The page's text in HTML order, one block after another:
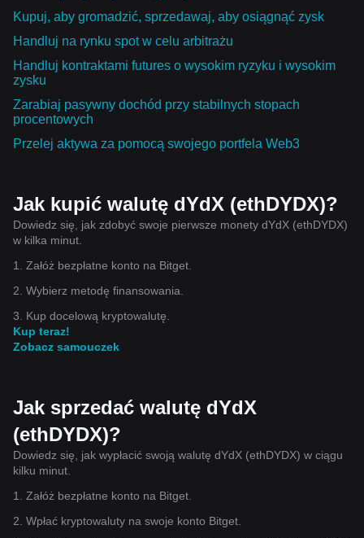
Kupuj, aby gromadzić, sprzedawaj, aby osiągnąć zysk
Handluj na rynku spot w celu arbitrażu
Handluj kontraktami futures o wysokim ryzyku i wysokim
zysku
Zarabiaj pasywny dochód przy stabilnych stopach
procentowych
Przelej aktywa za pomocą swojego portfela Web3
Jak kupić walutę dYdX (ethDYDX)?
Dowiedz się, jak zdobyć swoje pierwsze monety dYdX (ethDYDX)
w kilka minut.
1. Załóż bezpłatne konto na Bitget.
2. Wybierz metodę finansowania.
3. Kup docelową kryptowalutę.
Kup teraz!
Zobacz samouczek
Jak sprzedać walutę dYdX
(ethDYDX)?
Dowiedz się, jak wypłacić swoją walutę dYdX (ethDYDX) w ciągu
kilku minut.
1. Załóż bezpłatne konto na Bitget.
2. Wpłać kryptowaluty na swoje konto Bitget.